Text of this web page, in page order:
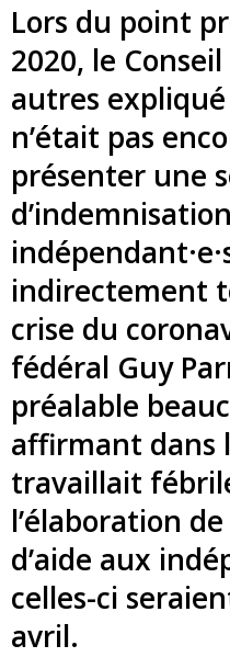
Lors du point
2020, le
autres
n’était pas
présenter une
indirectement
crise du
fédéral Guy
préalable
affirmant dans
travaillait
l’élaboration
d’aide aux
celles-ci
avril.